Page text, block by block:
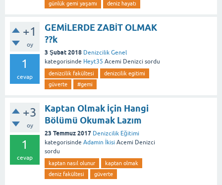
günlük gemi yaşamı
deniz hayatı
+1
oy
1
cevap
GEMİLERDE ZABİT OLMAK
??k
3 Şubat 2018 Denizcilik Genel
kategorisinde Heyt35 Acemi Denizci sordu
denizcilik fakültesi
denizcilik egitimi
güverte
#gemi
+3
oy
1
cevap
Kaptan Olmak İçin Hangi
Bölümü Okumak Lazım
23 Temmuz 2017 Denizcilik Eğitimi
kategorisinde Adamın İkisi Acemi Denizci
sordu
kaptan nasıl olunur
kaptan olmak
deniz fakültesi
güverte